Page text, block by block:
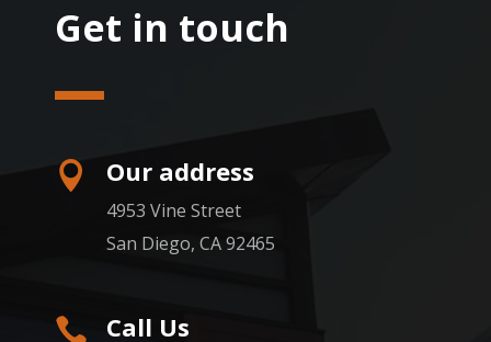
Get in touch
 Our address
4953 Vine Street
San Diego, CA 92465
 Call Us